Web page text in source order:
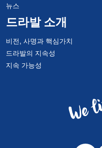
뉴스
드라발 소개
비전, 사명과 핵심가치
드라발의 지속성
지속 가능성